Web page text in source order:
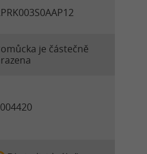
je částečně